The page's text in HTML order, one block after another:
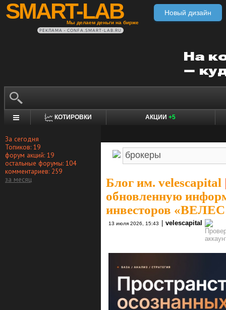
SMART-LAB
Мы делаем деньги на бирже
Новый дизайн
РЕКЛАМА • CONFA.SMART-LAB.RU
КОТИРОВКИ АКЦИИ +5
За сегодня
Топиков: 19
форум акций: 19
остальные форумы: 104
комментариев: 259
за месяц
Блог им. velescapital
обновленную
инвесторов
13 июля 2026, 15:43 velescapital